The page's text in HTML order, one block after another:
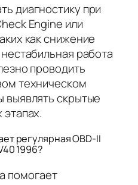
диагностику при
Engine или
как снижение
работа
проводить
техническом
выявлять скрытые
регулярная OBD-II
1996?
помогает